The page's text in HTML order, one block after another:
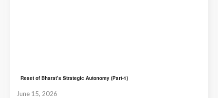
Reset of Bharat’s Strategic Autonomy (Part-1)
June 15, 2026